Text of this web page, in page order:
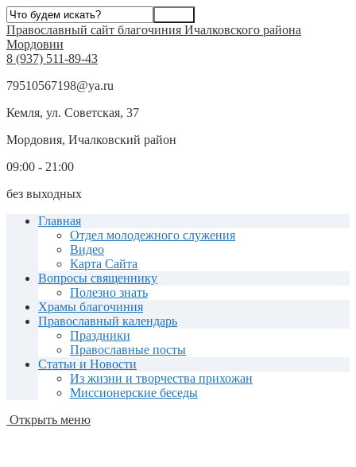
Православный сайт благочиния Ичалковского района
Мордовии
8 (937) 511-89-43
79510567198@ya.ru
Кемля, ул. Советская, 37
Мордовия, Ичалковский район
09:00 - 21:00
без выходных
Главная
Отдел молодежного служения
Видео
Карта Сайта
Вопросы священнику
Полезно знать
Храмы благочиния
Православный календарь
Праздники
Православные посты
Статьи и Новости
Из жизни и творчества прихожан
Миссионерские беседы
Открыть меню